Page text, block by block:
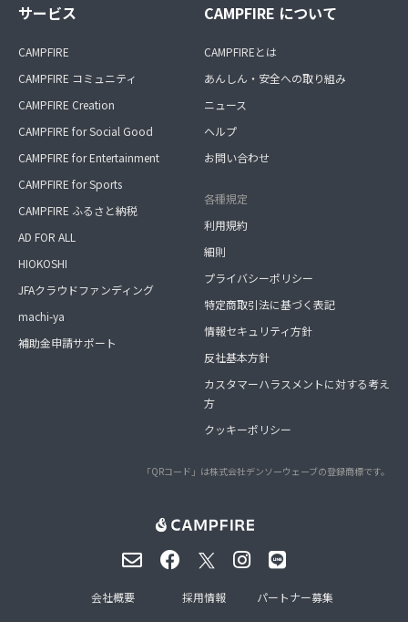
サービス
CAMPFIRE
CAMPFIRE コミュニティ
CAMPFIRE Creation
CAMPFIRE for Social Good
CAMPFIRE for Entertainment
CAMPFIRE for Sports
CAMPFIRE ふるさと納税
AD FOR ALL
HIOKOSHI
JFAクラウドファンディング
machi-ya
補助金申請サポート
CAMPFIRE について
CAMPFIREとは
あんしん・安全への取り組み
ニュース
ヘルプ
お問い合わせ
各種規定
利用規約
細則
プライバシーポリシー
特定商取引法に基づく表記
情報セキュリティ方針
反社基本方針
カスタマーハラスメントに対する考え
方
クッキーポリシー
「QRコード」は株式会社デンソーウェーブの登録商標です。
会社概要 採用情報 パートナー募集